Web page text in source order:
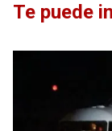
Te puede